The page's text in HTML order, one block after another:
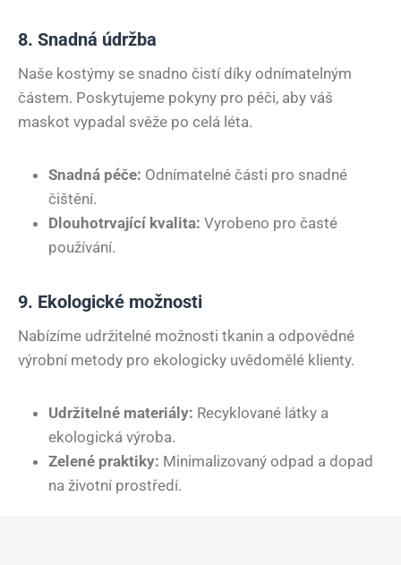
8. Snadná údržba
Naše kostýmy se snadno čistí díky odnímatelným
částem. Poskytujeme pokyny pro péči, aby váš
maskot vypadal svěže po celá léta.
Snadná péče: Odnímatelné části pro snadné
čištění.
Dlouhotrvající kvalita: Vyrobeno pro časté
používání.
9. Ekologické možnosti
Nabízíme udržitelné možnosti tkanin a odpovědné
výrobní metody pro ekologicky uvědomělé klienty.
Udržitelné materiály: Recyklované látky a
ekologická výroba.
Zelené praktiky: Minimalizovaný odpad a dopad
na životní prostředí.